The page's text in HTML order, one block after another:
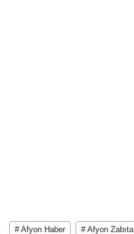
# Afyon Haber # Afyon Zabıta